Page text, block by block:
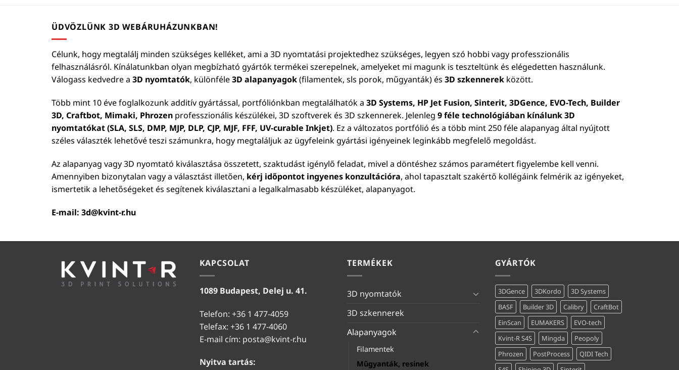
ÜDVÖZLÜNK 3D WEBÁRUHÁZUNKBAN!
Célunk, hogy megtalálj minden szükséges kelléket, ami a 3D nyomtatási projektedhez szükséges, legyen szó hobbi vagy professzionális
felhasználásról. Kínálatunkban olyan megbízható gyártók termékei szerepelnek, amelyeket mi magunk is teszteltünk és elégedetten használunk.
Válogass kedvedre a 3D nyomtatók, különféle3D alapanyagok(filamentek, sls porok, műgyanták) és 3D szkennerek között.
Több mint 10 éve foglalkozunk additív gyártással, portfóliónkban megtalálhatók a 3D Systems, HP Jet Fusion, Sinterit, 3DGence, EVO-Tech, Builder
3D, Craftbot, Mimaki, Phrozen professzionális készülékei, 3D szoftverek és 3D szkennerek. Jelenleg 9 féle technológiában kínálunk 3D
nyomtatókat (SLA, SLS, DMP, MJP, DLP, CJP, MJF, FFF, UV-curable Inkjet). Ez a változatos portfólió és a több mint 250 féle alapanyag által nyújtott
széles választék lehetővé teszi számunkra, hogy megtaláljuk az ügyfeleink gyártási igényeinek leginkább megfelelő megoldást.
Az alapanyag vagy 3D nyomtató kiválasztása összetett, szaktudást igénylő feladat, mivel a döntéshez számos paramétert figyelembe kell venni.
Amennyiben bizonytalan vagy a választást illetően, kérj időpontot ingyenes konzultációra, ahol tapasztalt szakértő kollégáink felmérik az igényeket,
ismertetik a lehetőségeket és segítenek kiválasztani a legalkalmasabb készüléket, alapanyagot.
E-mail: 3d@kvint-r.hu
KAPCSOLAT
1089 Budapest, Delej u. 41.
Telefon: +36 1 477-4059
Telefax: +36 1 477-4060
E-mail cím: posta@kvint-r.hu
Nyitva tartás:
TERMÉKEK
3D nyomtatók
3D szkennerek
Alapanyagok
Filamentek
Műgyanták, resinek
GYÁRTÓK
3DGence 3DKordo
3D Systems
BASF
Builder 3D Calibry
CraftBot
EinScan
EUMAKERS
EVO-tech
Kvint-R S4S
Mingda
Peopoly
Phrozen
PostProcess
QIDI Tech